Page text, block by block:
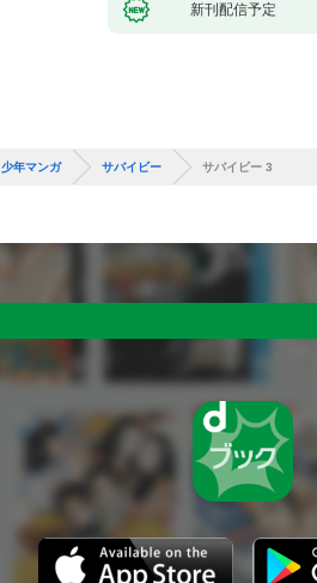
新刊配信予定
少年マンガ サバイビー サバイビー 3